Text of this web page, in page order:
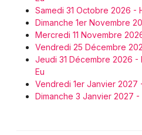
Samedi 31 Octobre 2026 -
Dimanche 1er Novembre
Mercredi 11 Novembre
Vendredi 25 Décembre
Jeudi 31 Décembre 2026 -
Eu
Vendredi 1er Janvier 2027
Dimanche 3 Janvier 2027 -